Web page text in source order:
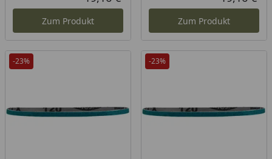
Aktueller Preis
Zum Produkt Zum Produkt
-23% -23%